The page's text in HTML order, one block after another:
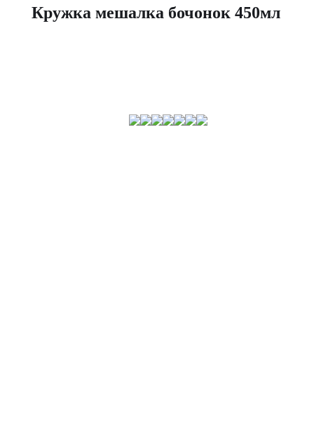
Кружка мешалка бочонок 450мл